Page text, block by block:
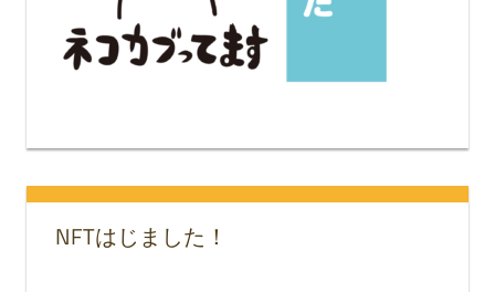
NFTはじました！